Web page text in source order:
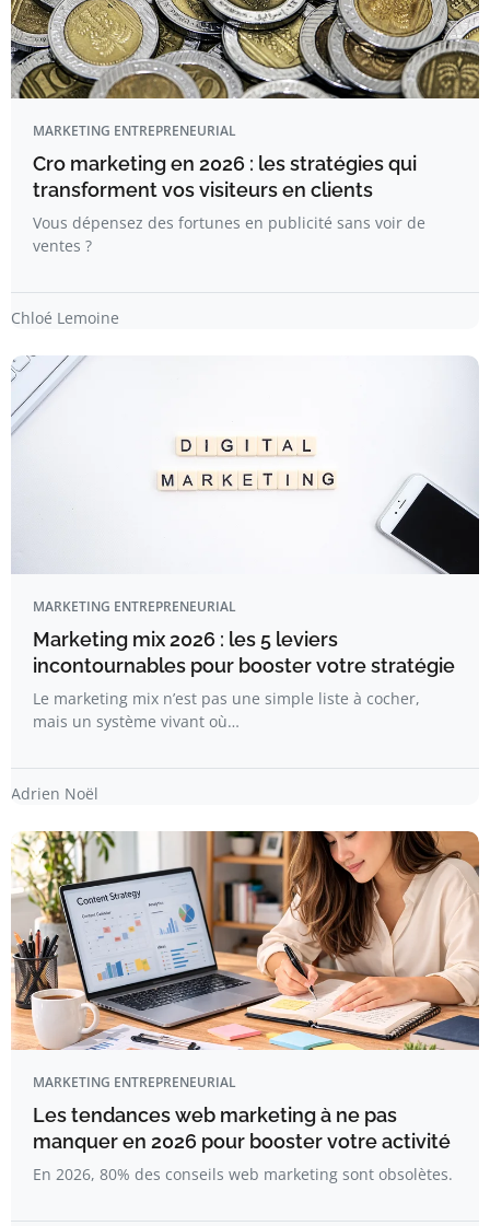
MARKETING ENTREPRENEURIAL
Cro marketing en 2026 : les stratégies qui
transforment vos visiteurs en clients
Vous dépensez des fortunes en publicité sans voir de
ventes ?
Chloé Lemoine
MARKETING ENTREPRENEURIAL
Marketing mix 2026 : les 5 leviers
incontournables pour booster votre stratégie
Le marketing mix n’est pas une simple liste à cocher,
mais un système vivant où…
Adrien Noël
MARKETING ENTREPRENEURIAL
Les tendances web marketing à ne pas
manquer en 2026 pour booster votre activité
En 2026, 80% des conseils web marketing sont obsolètes.